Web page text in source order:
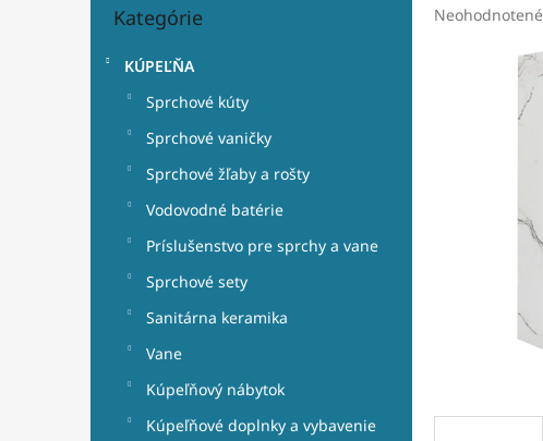
kategórie
Kategórie
KÚPEĽŇA
Sprchové kúty
Sprchové vaničky
Sprchové žľaby a rošty
Vodovodné batérie
Príslušenstvo pre sprchy a vane
Sprchové sety
Sanitárna keramika
Vane
Kúpeľňový nábytok
Kúpeľňové doplnky a vybavenie
Priemerné
Neohodnotené